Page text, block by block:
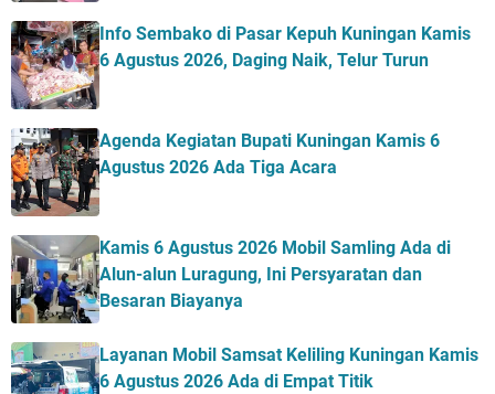
Info Sembako di Pasar Kepuh Kuningan Kamis
6 Agustus 2026, Daging Naik, Telur Turun
Agenda Kegiatan Bupati Kuningan Kamis 6
Agustus 2026 Ada Tiga Acara
Kamis 6 Agustus 2026 Mobil Samling Ada di
Alun-alun Luragung, Ini Persyaratan dan
Besaran Biayanya
Layanan Mobil Samsat Keliling Kuningan Kamis
6 Agustus 2026 Ada di Empat Titik